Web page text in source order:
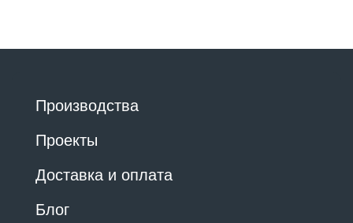
Производства
Проекты
Доставка и оплата
Блог